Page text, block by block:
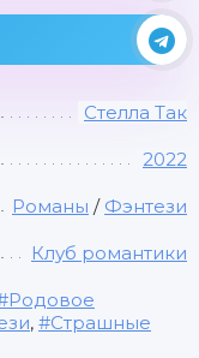
Стелла Так
2022
Романы / Фэнтези
Клуб романтики
Родовое
,
Страшные